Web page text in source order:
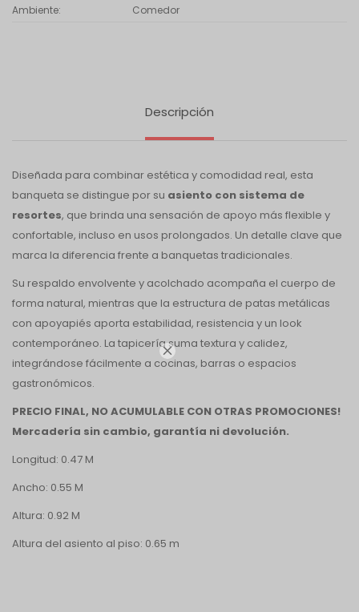

Ambiente
Comedor
Descripción
Diseñada para combinar estética y comodidad real, esta
banqueta se distingue por su asiento con sistema de
resortes, que brinda una sensación de apoyo más flexible y
confortable, incluso en usos prolongados. Un detalle clave que
marca la diferencia frente a banquetas tradicionales.
Su respaldo envolvente y acolchado acompaña el cuerpo de
forma natural, mientras que la estructura de patas metálicas
con apoyapiés aporta estabilidad, resistencia y un look
contemporáneo. La tapicería suma textura y calidez,
integrándose fácilmente a cocinas, barras o espacios
gastronómicos.
PRECIO FINAL, NO ACUMULABLE CON OTRAS PROMOCIONES!
Mercadería sin cambio, garantía ni devolución.
Longitud: 0.47 M
Ancho: 0.55 M
Altura: 0.92 M
Altura del asiento al piso: 0.65 m